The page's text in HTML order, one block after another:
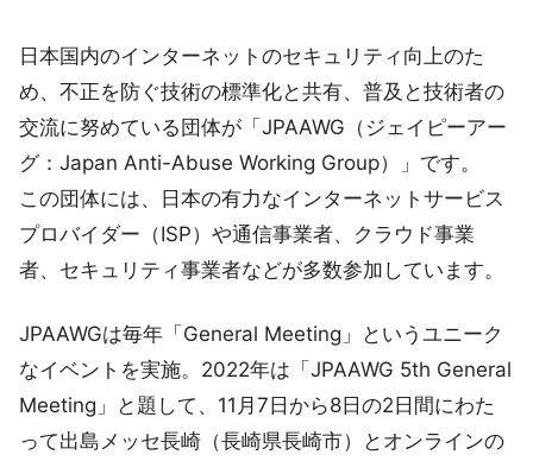
日本国内のインターネットのセキュリティ向上のた
め、不正を防ぐ技術の標準化と共有、普及と技術者の
交流に努めている団体が「JPAAWG（ジェイピーアー
グ：Japan Anti-Abuse Working Group）」です。
この団体には、日本の有力なインターネットサービス
プロバイダー（ISP）や通信事業者、クラウド事業
者、セキュリティ事業者などが多数参加しています。
JPAAWGは毎年「General Meeting」というユニーク
なイベントを実施。2022年は「JPAAWG 5th General
Meeting」と題して、11月7日から8日の2日間にわた
って出島メッセ長崎（長崎県長崎市）とオンラインの